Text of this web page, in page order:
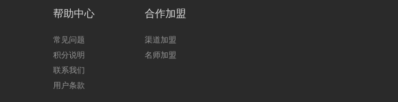
帮助中心
常见问题
积分说明
联系我们
用户条款
合作加盟
渠道加盟
名师加盟